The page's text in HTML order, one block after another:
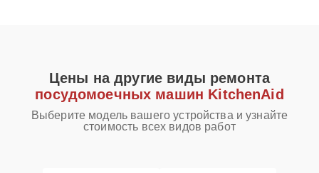
Цены на другие виды ремонта
посудомоечных машин KitchenAid
Выберите модель вашего устройства и узнайте
стоимость всех видов работ